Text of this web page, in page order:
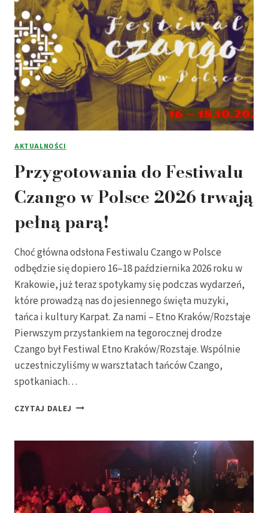
AKTUALNOŚCI
Przygotowania do Festiwalu
Czango w Polsce 2026 trwają
pełną parą!
Choć główna odsłona Festiwalu Czango w Polsce
odbędzie się dopiero 16–18 października 2026 roku w
Krakowie, już teraz spotykamy się podczas wydarzeń,
które prowadzą nas do jesiennego święta muzyki,
tańca i kultury Karpat. Za nami – Etno Kraków/Rozstaje
Pierwszym przystankiem na tegorocznej drodze
Czango był Festiwal Etno Kraków/Rozstaje. Wspólnie
uczestniczyliśmy w warsztatach tańców Czango,
spotkaniach…
CZYTAJ DALEJ PRZYGOTOWANIA
CZANGO
2026
TRWAJĄ
PEŁNĄ